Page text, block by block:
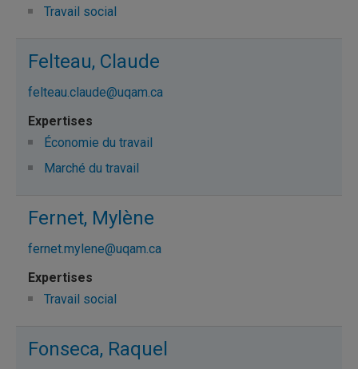
Travail social
Felteau, Claude
felteau.claude@uqam.ca
Économie du travail
Marché du travail
Fernet, Mylène
fernet.mylene@uqam.ca
Travail social
Fonseca, Raquel